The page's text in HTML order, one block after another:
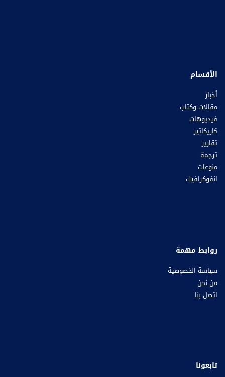
الأقسام
أخبار
مقالات وكتاب
فيديوهات
كاريكاتير
تقارير
ترجمة
منوعات
انفوكرافيك
روابط مهمة
سياسة الخصوصية
من نحن
اتصل بنا
تابعونا